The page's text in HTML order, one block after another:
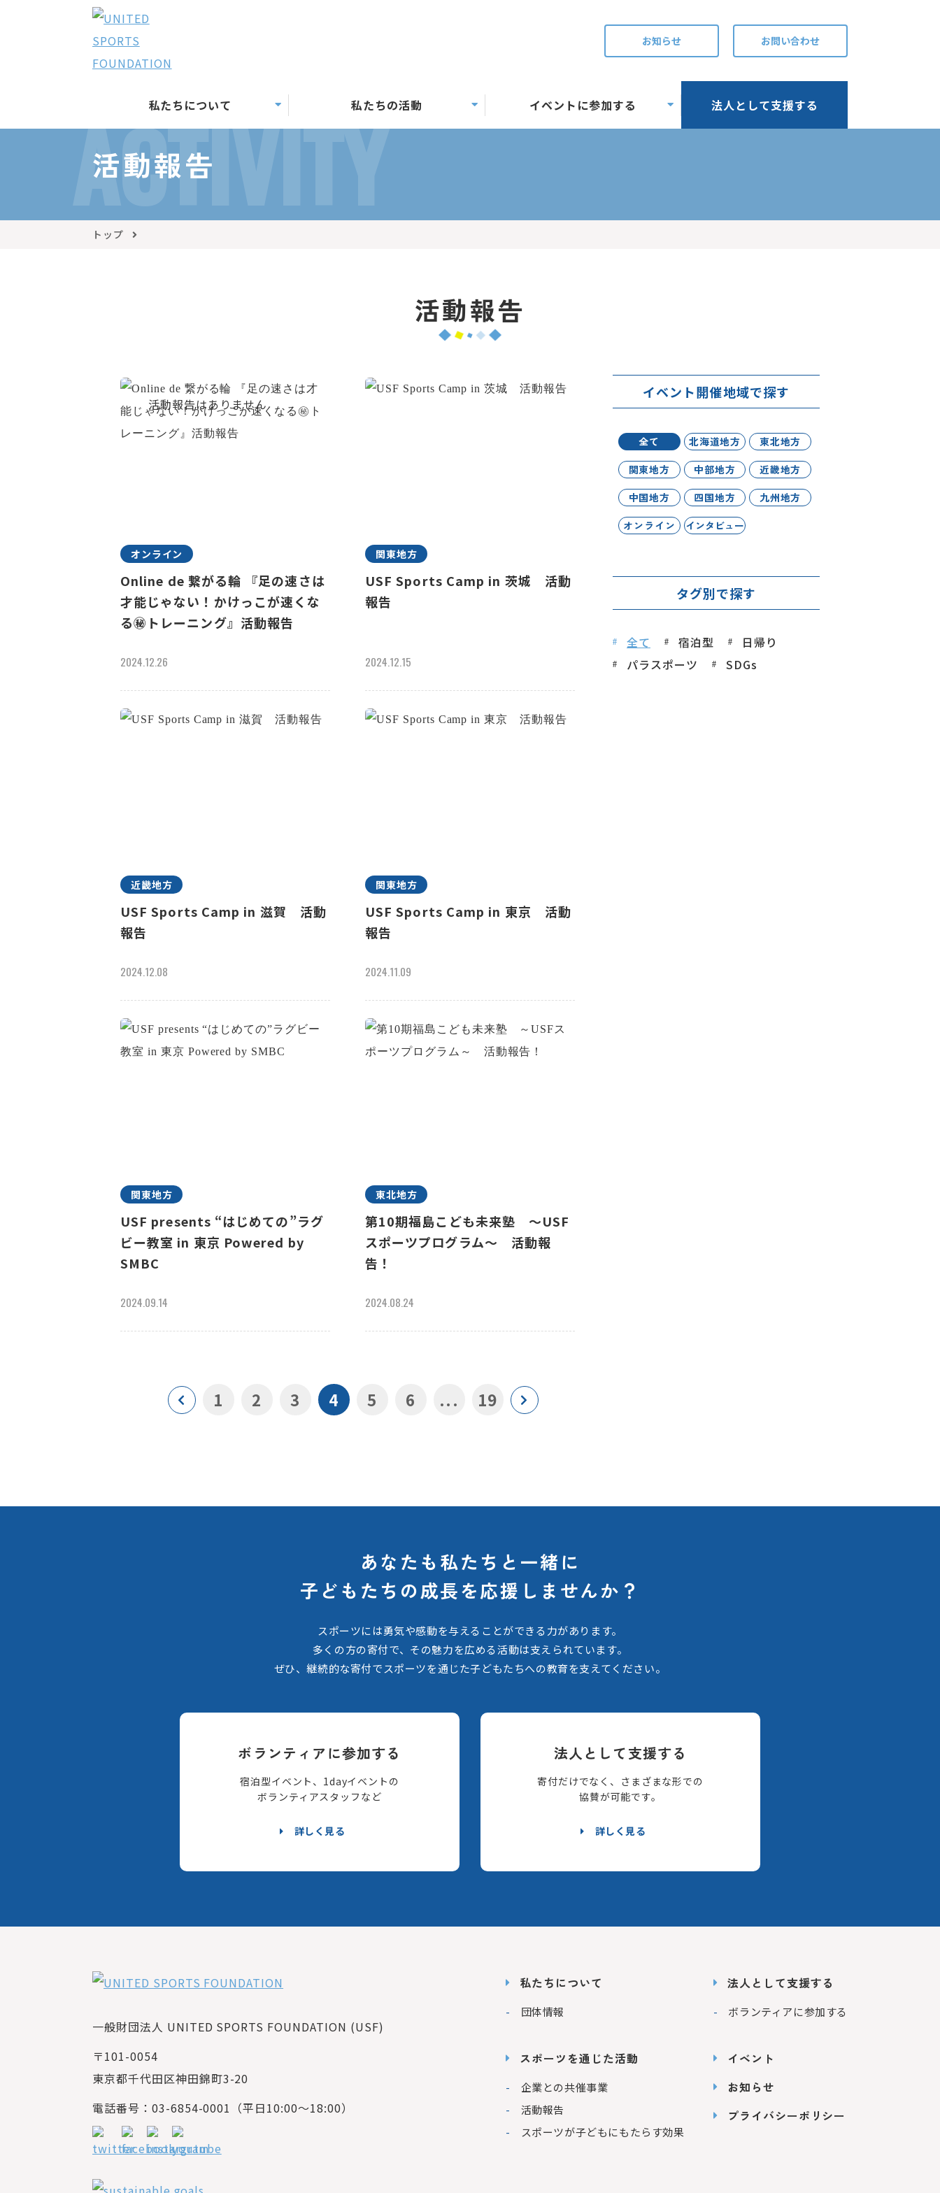
お知らせ お問い合わせ
私たちについて 私たちの活動 イベントに参加する 法人として支援する
ACTIVITY
活動報告
トップ
活動報告
オンライン
Online de 繋がる輪 『足の速さは
才能じゃない！かけっこが速くな
る㊙トレーニング』活動報告
2024.12.26
関東地方
USF Sports Camp in 茨城 活動
報告
2024.12.15
近畿地方
USF Sports Camp in 滋賀 活動
報告
2024.12.08
関東地方
USF Sports Camp in 東京 活動
報告
2024.11.09
関東地方
USF presents “はじめての”ラグ
ビー教室 in 東京 Powered by
SMBC
2024.09.14
東北地方
第10期福島こども未来塾 ～USF
スポーツプログラム～ 活動報
告！
2024.08.24
1 2 3 4 5 6 ... 19
イベント開催地域で探す
全て 北海道地方
東北地方
関東地方
中部地方
近畿地方
中国地方
四国地方
九州地方
オンライン
インタビュー
タグ別で探す
全て 宿泊型
日帰り
パラスポーツ
SDGs
あなたも私たちと一緒に
子どもたちの成長を応援しませんか？
スポーツには勇気や感動を与えることができる力があります。
多くの方の寄付で、その魅力を広める活動は支えられています。
ぜひ、継続的な寄付でスポーツを通じた子どもたちへの教育を支えてください。
ボランティアに参加する
宿泊型イベント、1dayイベントの
ボランティアスタッフなど
詳しく見る
法人として支援する
寄付だけでなく、さまざまな形での
協賛が可能です。
詳しく見る
一般財団法人 UNITED SPORTS FOUNDATION (USF)
〒101-0054
東京都千代田区神田錦町3-20
電話番号：03-6854-0001（平日10:00～18:00）
私たちについて
団体情報
スポーツを通じた活動
企業との共催事業
活動報告
スポーツが子どもにもたらす効果
法人として支援する
ボランティアに参加する
イベント
お知らせ
プライバシーポリシー